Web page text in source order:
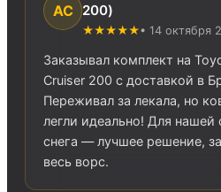
АС
200)
★★★★★• 14 октября
Заказывал комплект на
Cruiser 200 с доставкой в
Переживал за лекала, но
легли идеально! Для нашей
снега — лучшее решение,
весь ворс.